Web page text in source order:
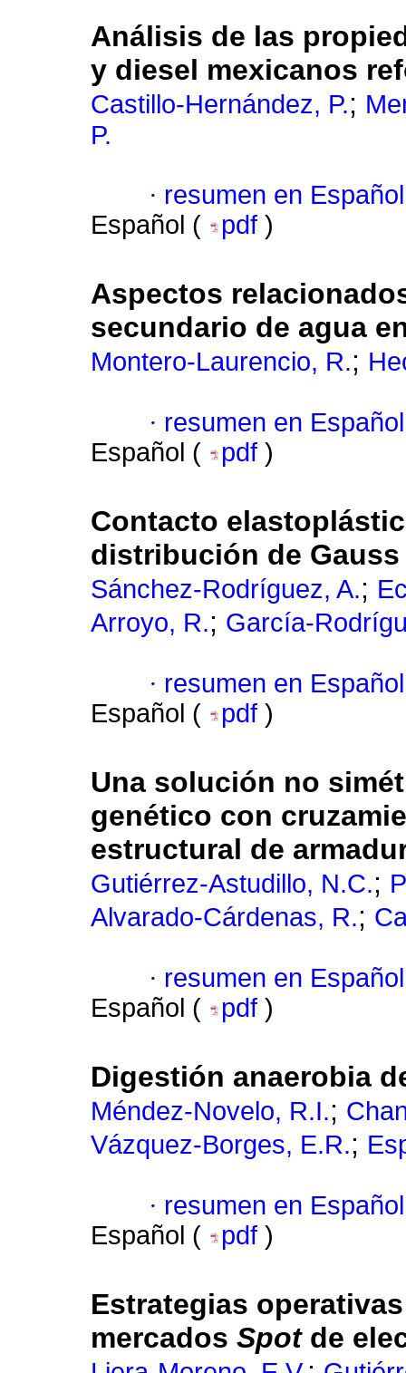
Análisis de las
y diesel mexicanos
Castillo-Hernández, P.;
P.
· resumen en Español
Español (
pdf )
Aspectos
secundario de agua
Montero-Laurencio, R.;
· resumen en Español
Español (
pdf )
Contacto
distribución de
Sánchez-Rodríguez, A.;
Arroyo, R.; García-
· resumen en Español
Español (
pdf )
Una solución no
genético con
estructural de
Gutiérrez-Astudillo, N.C.;
Alvarado-Cárdenas, R.;
· resumen en Español
Español (
pdf )
Digestión anaerobia
Méndez-Novelo, R.I.;
Vázquez-Borges, E.R.;
· resumen en Español
Español (
pdf )
Estrategias
mercados Spotde